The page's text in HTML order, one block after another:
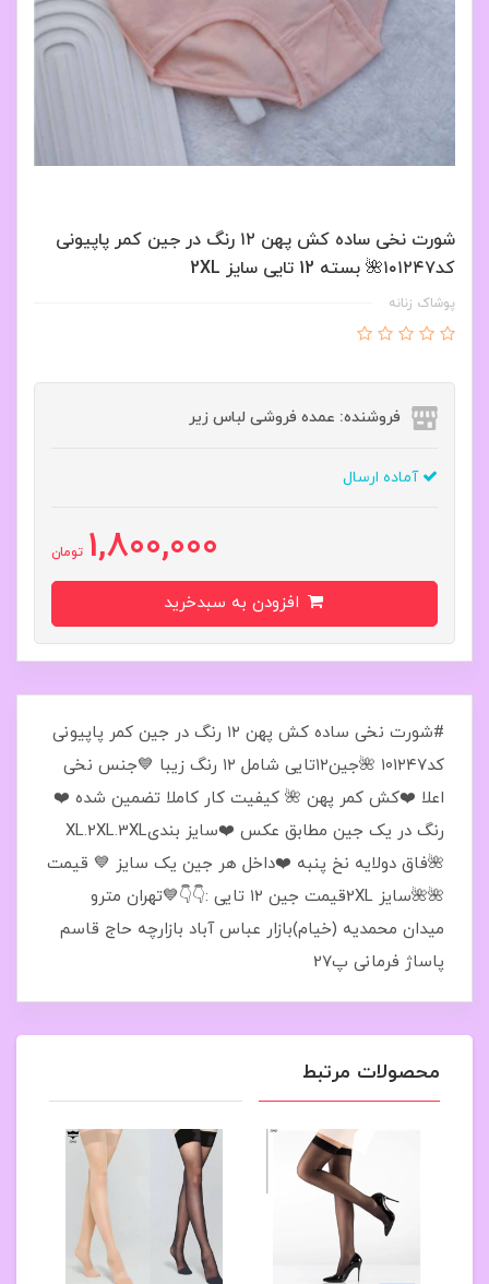
شورت نخی ساده کش پهن ۱۲ رنگ در جین کمر پاپیونی
کد۱۰۱۲۴۷🌺 بسته 12 تايی سایز 2XL
پوشاک زنانه
فروشنده: عمده فروشی لباس زیر
آماده ارسال
1,800,000 تومان
#شورت نخی ساده کش پهن ۱۲ رنگ در جین کمر پاپیونی
کد۱۰۱۲۴۷ 🌺جین۱۲تایی شامل ۱۲ رنگ زیبا 💙جنس نخی
اعلا ❤️کش کمر پهن 🌺 کیفیت کار کاملا تضمین شده ❤️
رنگ در یک جین مطابق عکس ❤️سایز بندیXL.2XL.3XL
🌺فاق دولایه نخ پنبه ❤️داخل هر جین یک سایز 💙 قیمت
🌺🌺سایز 2XLقیمت جین ۱۲ تايی :👇👇💙تهران مترو
میدان محمدیه (خیام)بازار عباس آباد بازارچه حاج قاسم
پاساژ فرمانی پ27
محصولات مرتبط